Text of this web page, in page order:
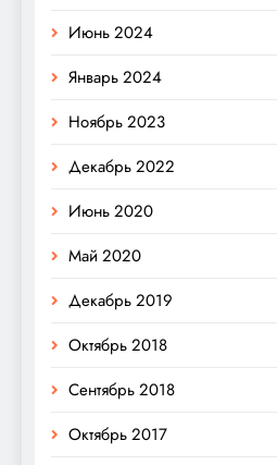
Июнь 2024
Январь 2024
Ноябрь 2023
Декабрь 2022
Июнь 2020
Май 2020
Декабрь 2019
Октябрь 2018
Сентябрь 2018
Октябрь 2017